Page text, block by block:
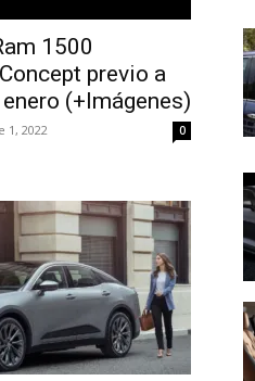
1500
previo a
(+Imágenes)
1, 2022 0